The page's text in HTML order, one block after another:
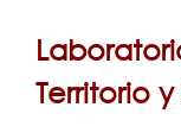
está
aquíTerritorio